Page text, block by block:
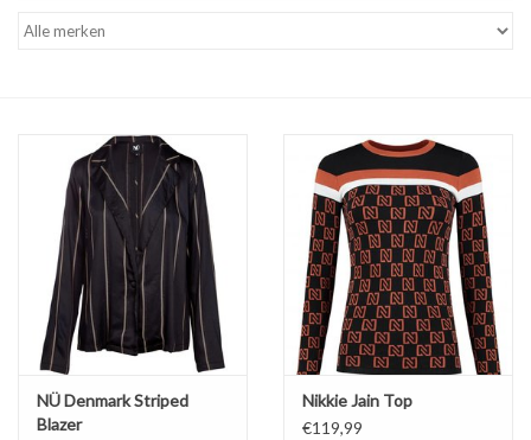
Pakken
Accessoires
Merken
NÜ Denmark Striped
Blazer
Nikkie Jain Top
€119,99